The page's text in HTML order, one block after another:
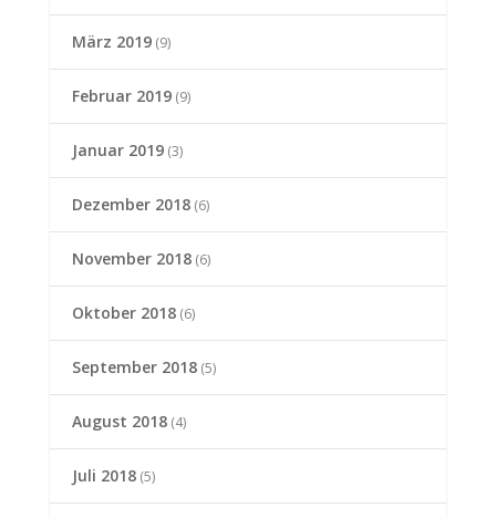
März 2019(9)
Februar 2019(9)
Januar 2019(3)
Dezember 2018(6)
November 2018(6)
Oktober 2018(6)
September 2018(5)
August 2018(4)
Juli 2018(5)